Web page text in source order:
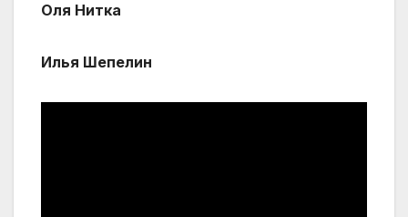
Оля Нитка
Илья Шепелин